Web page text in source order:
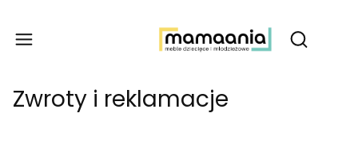
Otwórz
Zwroty i reklamacje